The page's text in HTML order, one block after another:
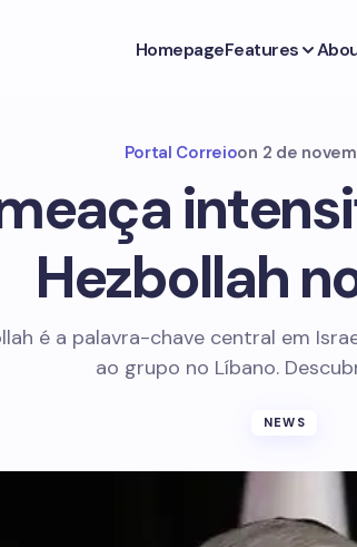
HomepageFeatures
Portal Correioon 2 de
Hezbollah
é a palavra-chave central em
ao grupo no Líbano.
NEWS